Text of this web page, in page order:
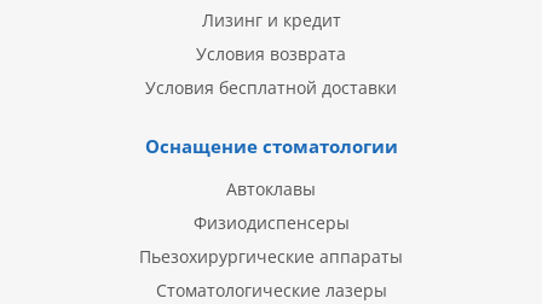
Лизинг и кредит
Условия возврата
Условия бесплатной доставки
Оснащение стоматологии
Автоклавы
Физиодиспенсеры
Пьезохирургические аппараты
Стоматологические лазеры